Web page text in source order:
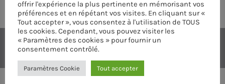
RATE IToffrir l'expérience la plus pertinente en mémorisant vos
préférences et en répétant vos visites. En cliquant sur «
Tout accepter », vous consentez à l'utilisation de TOUS
les cookies. Cependant, vous pouvez visiter les
« Paramètres des cookies » pour fournir un
consentement contrôlé.
Paramètres Cookie Tout accepter